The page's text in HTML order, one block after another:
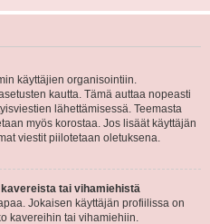
käyttäjien organisointiin.
kautta. Tämä auttaa nopeasti
lähettämisessä. Teemasta
myös korostaa. Jos lisäät käyttäjän
viestit piilotetaan oletuksena.
tai vihamiehistä
Jokaisen käyttäjän profiilissa on
kavereihin tai vihamiehiin.